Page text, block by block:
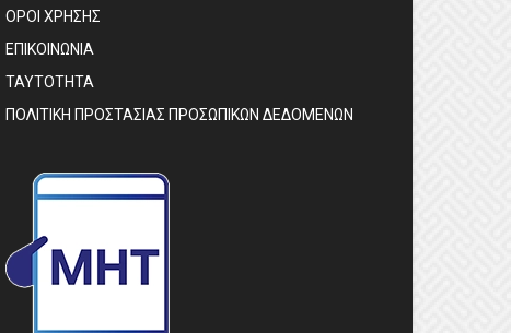
ΟΡΟΙ ΧΡΗΣΗΣ
ΕΠΙΚΟΙΝΩΝΙΑ
ΤΑΥΤΟΤΗΤΑ
ΠΟΛΙΤΙΚΗ ΠΡΟΣΤΑΣΙΑΣ ΠΡΟΣΩΠΙΚΩΝ ΔΕΔΟΜΕΝΩΝ